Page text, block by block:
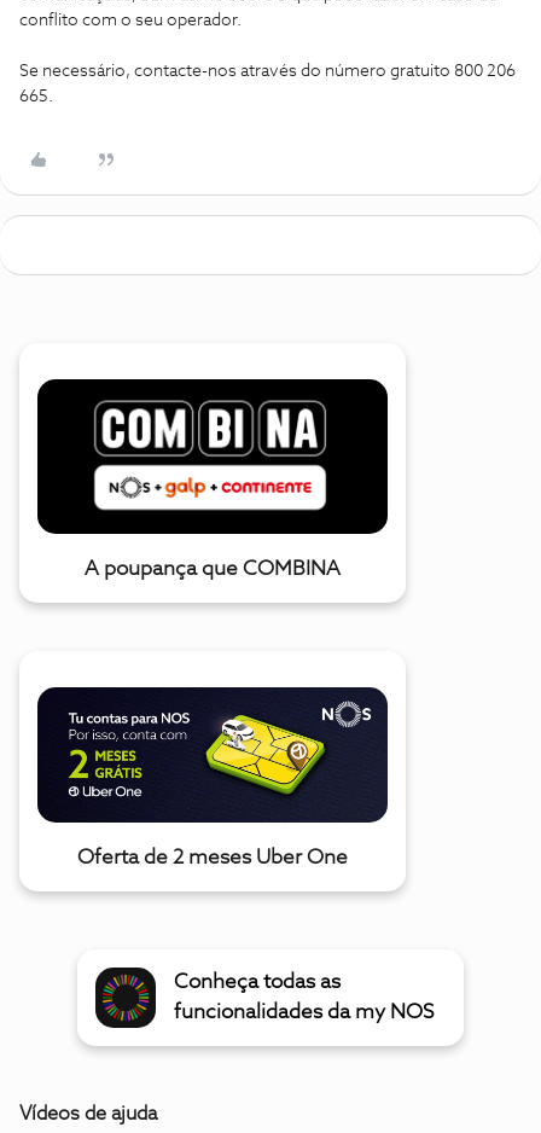
conflito com o seu operador.
Se necessário, contacte-nos através do número gratuito 800 206
665.
A poupança que COMBINA
Oferta de 2 meses Uber One
Conheça todas as
funcionalidades da my NOS
Vídeos de ajuda